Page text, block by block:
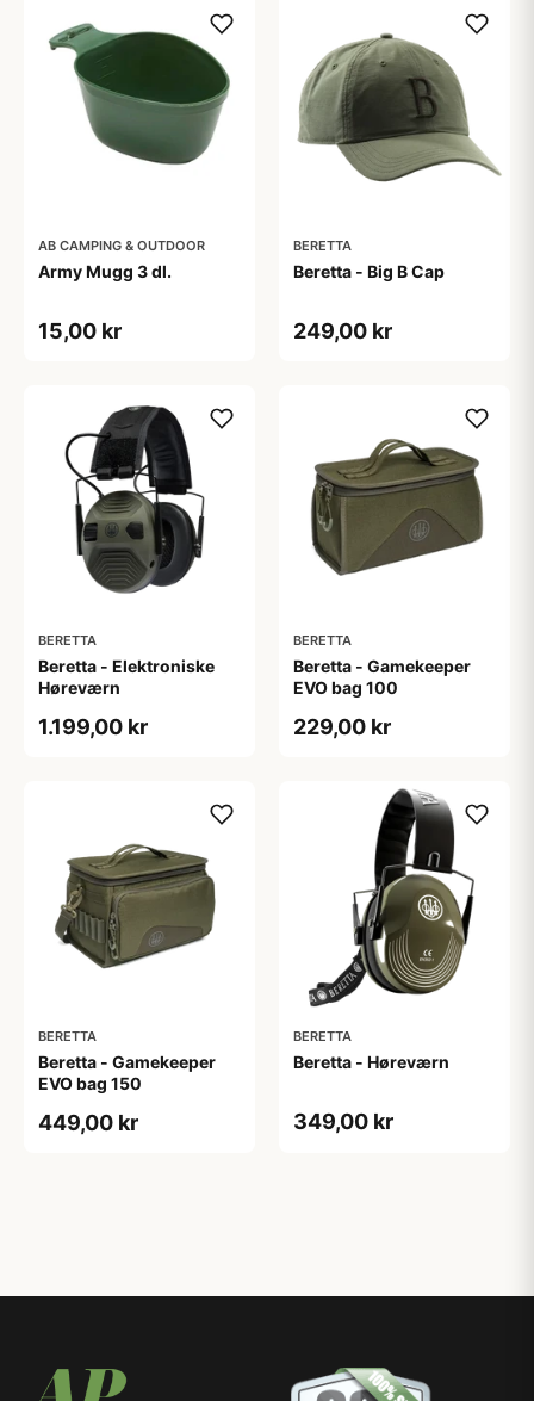
AB CAMPING & OUTDOOR
Army Mugg 3 dl.
15,00 kr
BERETTA
Beretta - Big B Cap
249,00 kr
BERETTA
Beretta - Elektroniske
Høreværn
1.199,00 kr
BERETTA
Beretta - Gamekeeper
EVO bag 100
229,00 kr
BERETTA
Beretta - Gamekeeper
EVO bag 150
449,00 kr
BERETTA
Beretta - Høreværn
349,00 kr